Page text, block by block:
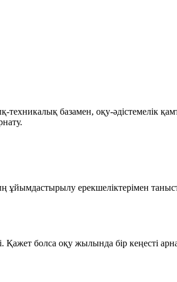
техникалық базамен, оқу-әдістемелік
ұйымдастырылу ерекшеліктерімен
Қажет болса оқу жылында бір кеңесті